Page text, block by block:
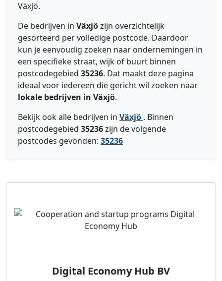
Växjö.
De bedrijven in Växjözijn overzichtelijk
gesorteerd per volledige postcode. Daardoor
kun je eenvoudig zoeken naar ondernemingen in
een specifieke straat, wijk of buurt binnen
postcodegebied 35236. Dat maakt deze pagina
ideaal voor iedereen die gericht wil zoeken naar
lokale bedrijven in Växjö.
Bekijk ook alle bedrijven in Växjö . Binnen
postcodegebied 35236zijn de volgende
postcodes gevonden: 35236
Digital Economy Hub BV